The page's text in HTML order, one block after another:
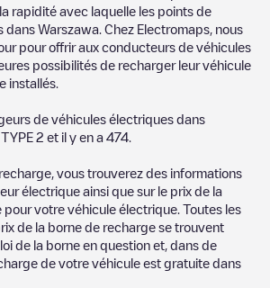
rapidité avec laquelle les points de
dans Warszawa . Chez Electromaps, nous
pour offrir aux conducteurs de véhicules
possibilités de recharger leur véhicule
installés.
de véhicules électriques dans
TYPE 2 et il y en a 474
vous trouverez des informations
électrique ainsi que sur le prix de la
pour votre véhicule électrique. Toutes les
de la borne de recharge se trouvent
de la borne en question et, dans de
de votre véhicule est gratuite dans